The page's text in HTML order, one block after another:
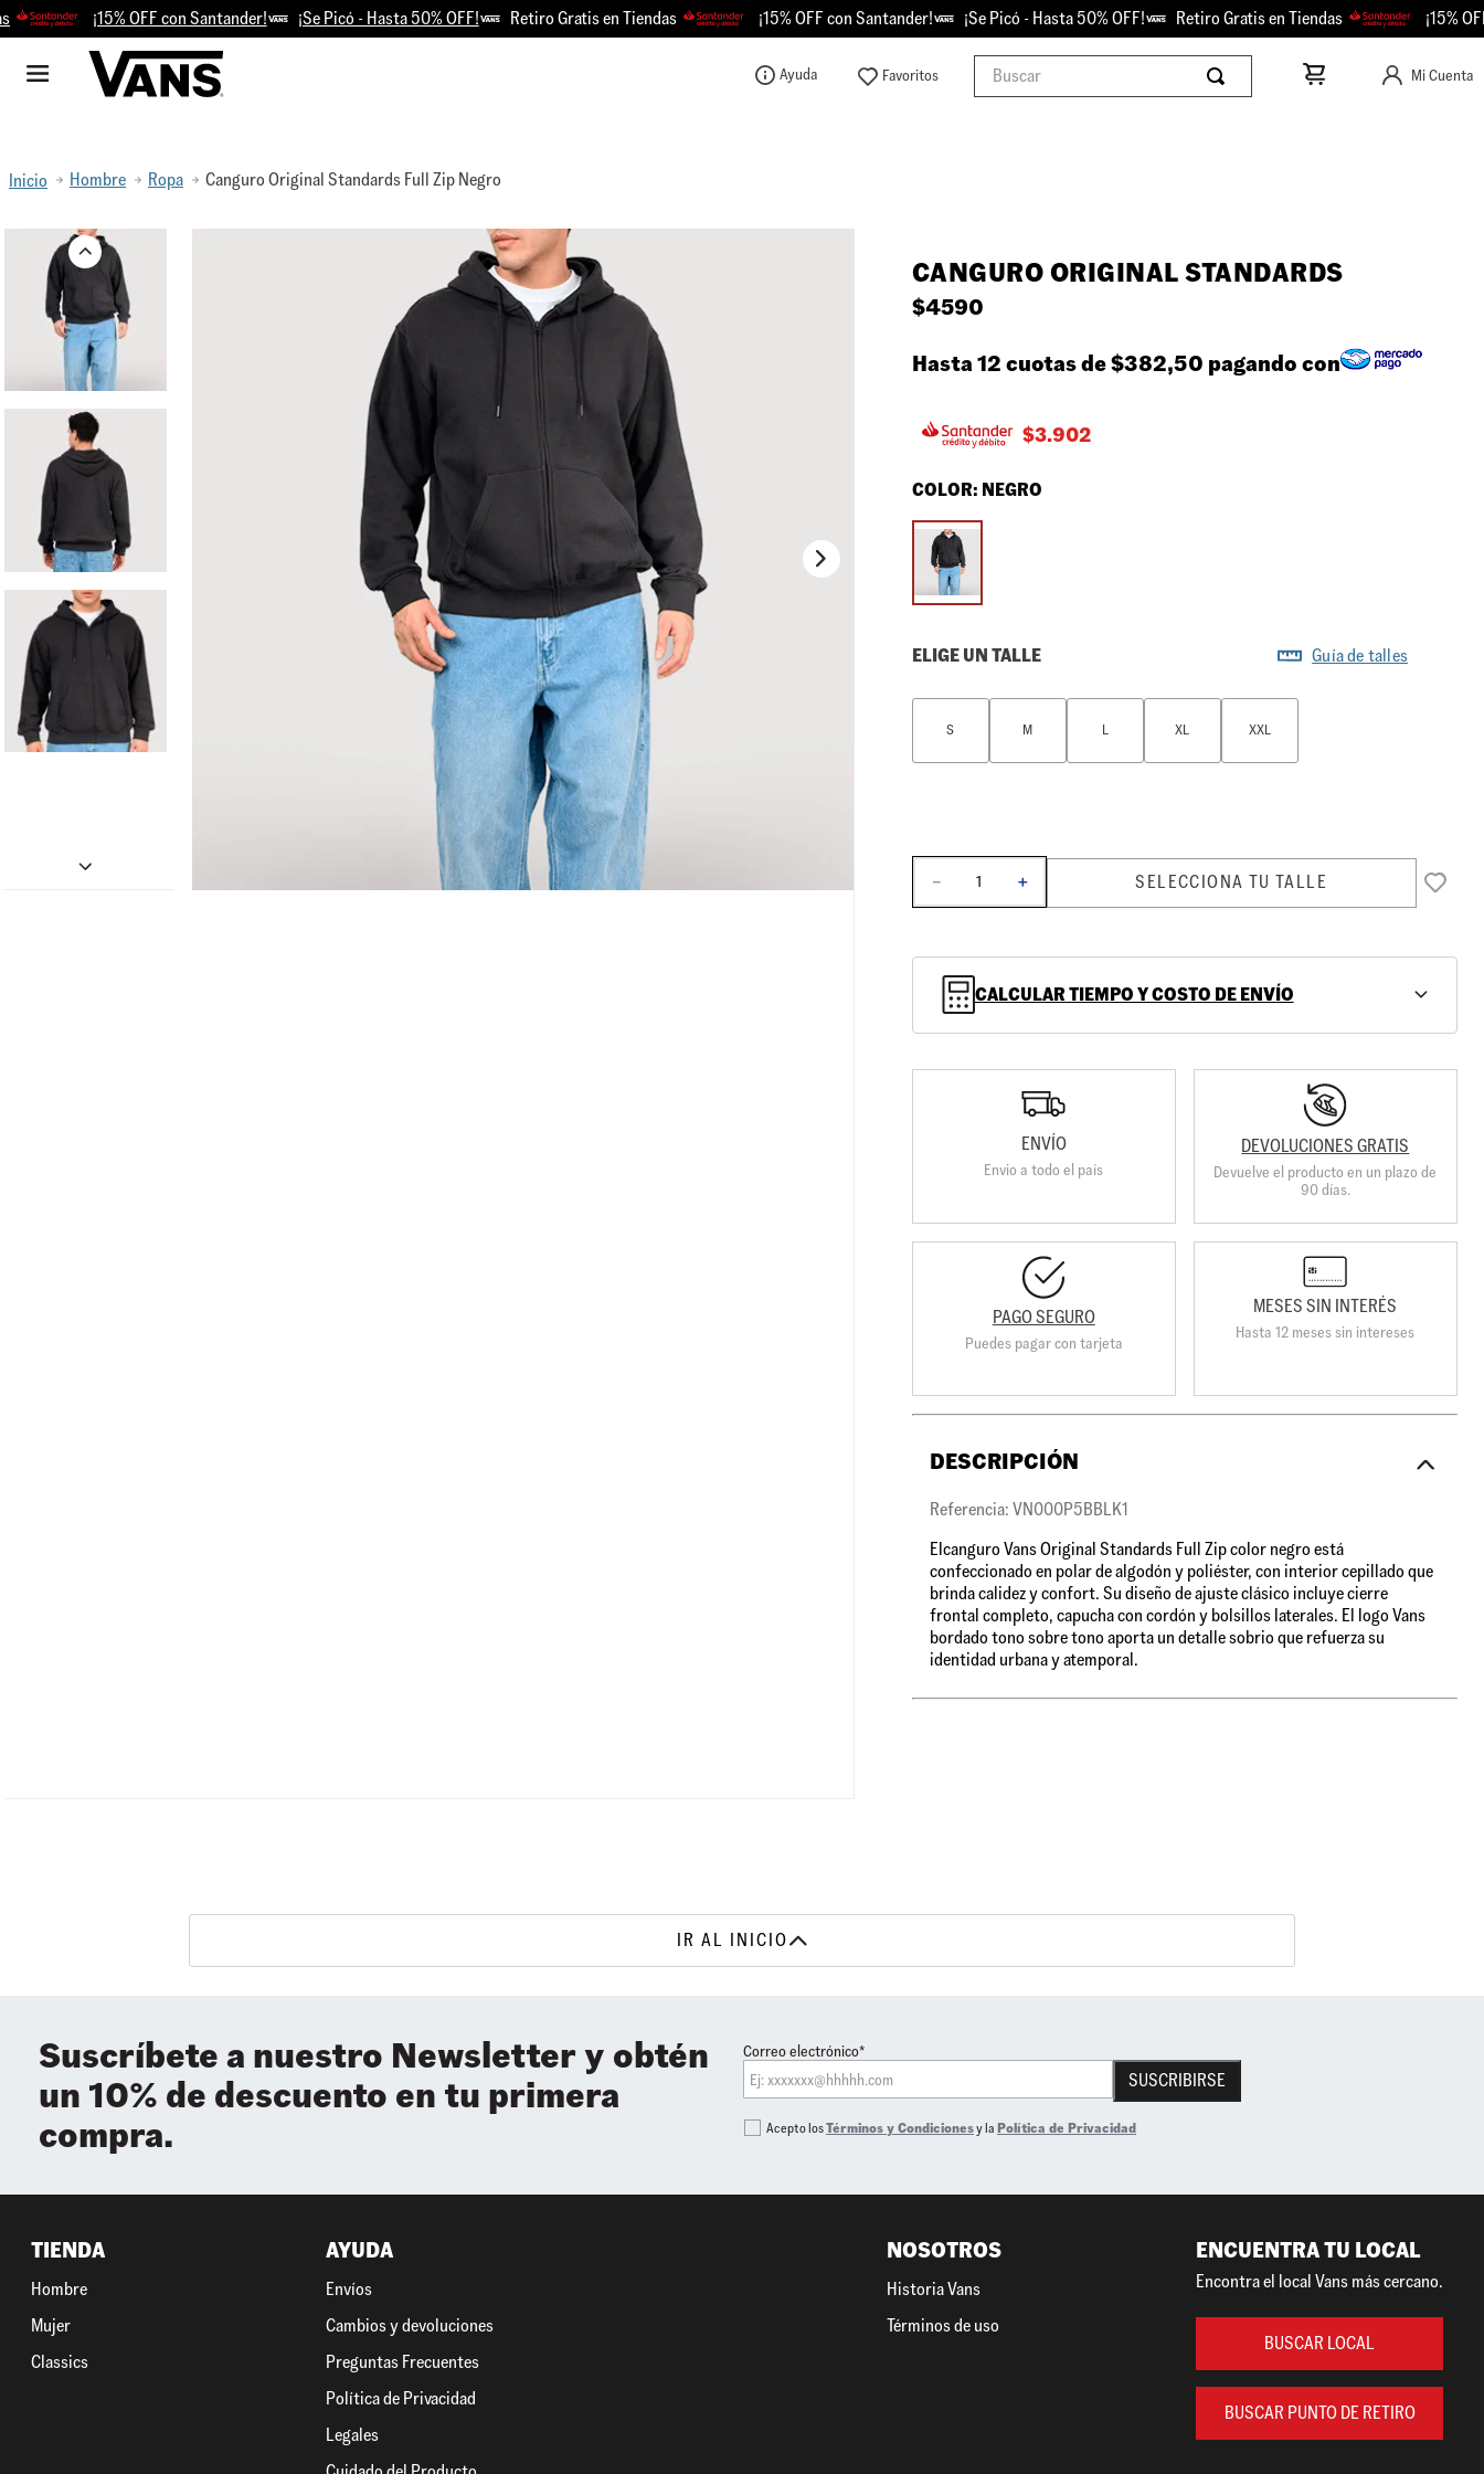
¡15% OFF con Santander! ¡Se Picó - Hasta 50% OFF! Retiro Gratis en Tiendas ¡15% OFF con Santander! ¡Se Picó - Hasta 50% OFF! Retiro Gratis en Tiendas ¡15% OFF
Ayuda Buscar
Mi Cuenta
Hombre Ropa Canguro Original Standards Full Zip Negro
CANGURO ORIGINAL STANDARDS
$4590
Hasta 12 cuotas de$382,50 pagando con
$3.902
COLOR: NEGRO
ELIGE UN TALLE Guía de talles
L
M
S XL XXL
＋
－ SELECCIONA TU TALLE
CALCULAR TIEMPO Y COSTO DE ENVÍO
ENVÍO
Envio a todo el país
DEVOLUCIONES GRATIS
Devuelve el producto en un plazo de
90 días.
PAGO SEGURO
Puedes pagar con tarjeta
MESES SIN INTERÉS
Hasta 12 meses sin intereses
DESCRIPCIÓN
Referencia: VN000P5BBLK1
Elcanguro Vans Original Standards Full Zip color negro está
confeccionado en polar de algodón y poliéster, con interior cepillado que
brinda calidez y confort. Su diseño de ajuste clásico incluye cierre
frontal completo, capucha con cordón y bolsillos laterales. El logo Vans
bordado tono sobre tono aporta un detalle sobrio que refuerza su
identidad urbana y atemporal.
IR AL INICIO
Suscríbete a nuestro Newsletter y obtén
un 10% de descuento en tu primera
compra.
Correo electrónico*
SUSCRIBIRSE
Acepto losTérminos y Condicionesy la Política de Privacidad
TIENDA
Hombre
Mujer
Classics
AYUDA
Envíos
Cambios y devoluciones
Preguntas Frecuentes
Política de Privacidad
Legales
NOSOTROS
Historia Vans
Términos de uso
ENCUENTRA TU LOCAL
Encontra el local Vans más cercano.
BUSCAR LOCAL
BUSCAR PUNTO DE RETIRO
3.
sk8-hi
4
calzado
vans
authentic
vans knu
vans hylane